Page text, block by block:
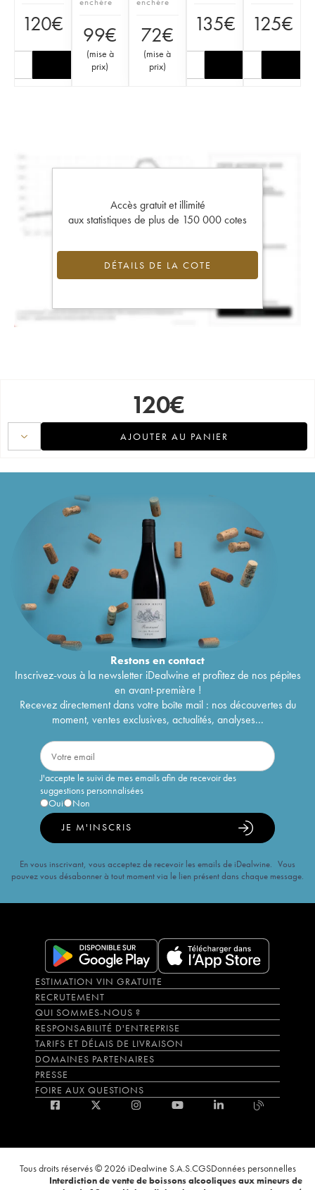
120€ 99€
(mise à
prix)
72€
(mise à
prix)
135€ 125€
Accès gratuit et illimité
aux statistiques de plus de 150 000 cotes
DÉTAILS DE LA COTE
120€
AJOUTER AU PANIER
Restons encontact
Inscrivez-vous à la newsletter iDealwine et profitez de nos pépites
en avant-première !
Recevez directement dans votre boîte mail : nos découvertes du
moment, ventes exclusives, actualités, analyses...
J'accepte le suivi de mes emails afin de recevoir des
suggestions personnalisées
Oui
Non
JE M'INSCRIS
En vous inscrivant, vous acceptez de recevoir les emails de iDealwine. Vous
pouvez vous désabonner à tout moment via le lien présent dans chaque message.
ESTIMATION VIN GRATUITE
RECRUTEMENT
QUI SOMMES-NOUS ?
RESPONSABILITÉ D'ENTREPRISE
TARIFS ET DÉLAIS DE LIVRAISON
DOMAINES PARTENAIRES
PRESSE
FOIRE AUX QUESTIONS
Tous droits réservés © 2026 iDealwine S.A.S.CGSDonnées personnelles
Interdiction de vente de boissons alcooliques aux mineurs de